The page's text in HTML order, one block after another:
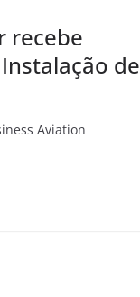
recebe
de
Aviation